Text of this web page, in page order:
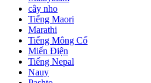
cây nho
Tiếng Maori
Marathi
Tiếng Mông Cổ
Miến Điện
Tiếng Nepal
Nauy